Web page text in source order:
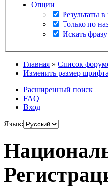
Опции
Результаты в
Только по
Искать
Главная » Список
Изменить размер шрифта
Расширенный поиск
FAQ
Вход
Язык: